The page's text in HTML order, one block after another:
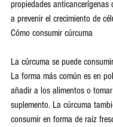
propiedades anticancerígenas
a prevenir el crecimiento de
Cómo consumir cúrcuma
La cúrcuma se puede
La forma más común es en
añadir a los alimentos o
suplemento. La cúrcuma
consumir en forma de raíz